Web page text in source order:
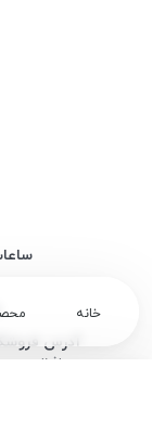
خانه
آدرس
حافظ،